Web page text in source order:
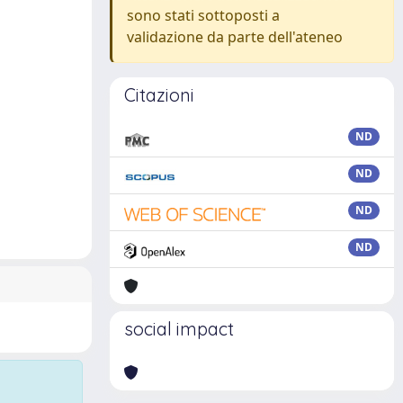
sono stati sottoposti a
validazione da parte dell'ateneo
Citazioni
ND
ND
ND
ND
social impact